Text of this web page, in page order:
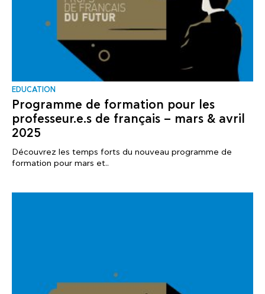
EDUCATION
Programme de formation pour les
professeur.e.s de français – mars & avril
2025
Découvrez les temps forts du nouveau programme de
formation pour mars et..